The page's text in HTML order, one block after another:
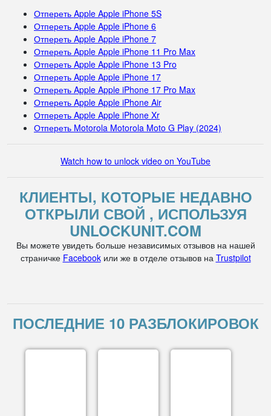
Отпереть Apple Apple iPhone 5S
Отпереть Apple Apple iPhone 6
Отпереть Apple Apple iPhone 7
Отпереть Apple Apple iPhone 11 Pro Max
Отпереть Apple Apple iPhone 13 Pro
Отпереть Apple Apple iPhone 17
Отпереть Apple Apple iPhone 17 Pro Max
Отпереть Apple Apple iPhone Air
Отпереть Apple Apple iPhone Xr
Отпереть Motorola Motorola Moto G Play (2024)
Watch how to unlock video on YouTube
КЛИЕНТЫ, КОТОРЫЕ НЕДАВНО
ОТКРЫЛИ СВОЙ , ИСПОЛЬЗУЯ
UNLOCKUNIT.COM
Вы можете увидеть больше независимых отзывов на нашей
страничке Facebookили же в отделе отзывов на Trustpilot
ПОСЛЕДНИЕ 10 РАЗБЛОКИРОВОК